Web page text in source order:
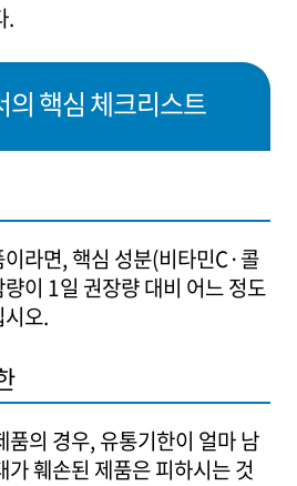
.
핵심 체크리스트
라면, 핵심 성분(비타민C·콜
이 1일 권장량 대비 어느 정도
오.
품의 경우, 유통기한이 얼마 남
가 훼손된 제품은 피하시는 것